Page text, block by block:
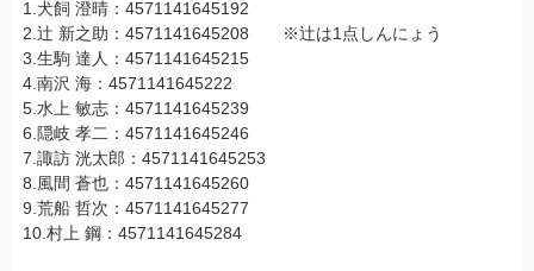
1.犬飼 澄晴：4571141645192
2.辻 新之助：4571141645208 ※辻は1点しんにょう
3.生駒 達人：4571141645215
4.南沢 海：4571141645222
5.水上 敏志：4571141645239
6.隠岐 孝二：4571141645246
7.諏訪 洸太郎：4571141645253
8.風間 蒼也：4571141645260
9.荒船 哲次：4571141645277
10.村上 鋼：4571141645284